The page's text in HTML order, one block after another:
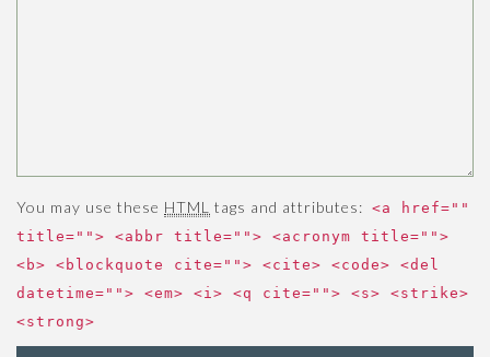
You may use these HTML tags and attributes: <a href=""
title=""> <abbr title=""> <acronym title="">
<b> <blockquote cite=""> <cite> <code> <del
datetime=""> <em> <i> <q cite=""> <s> <strike>
<strong>